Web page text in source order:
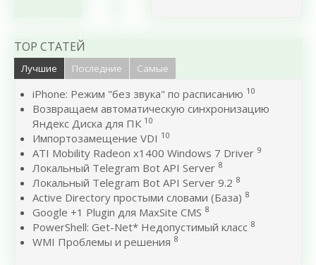
TOP СТАТЕЙ
Лучшие Последние Самые
iPhone: Режим "без звука" по расписанию 10
Возвращаем автоматическую синхронизацию
Яндекс Диска для ПК 10
Импортозамещение VDI 10
ATI Mobility Radeon x1400 Windows 7 Driver 9
Локальный Telegram Bot API Server 8
Локальный Telegram Bot API Server 9.2 8
Active Directory простыми словами (База) 8
Google +1 Plugin для MaxSite CMS 8
PowerShell: Get-Net* Недопустимый класс 8
WMI Проблемы и решения 8